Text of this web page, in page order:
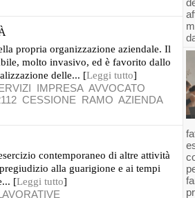
propria organizzazione aziendale. Il
molto invasivo, ed è favorito dallo
delle... [Leggi tutto]
IMPRESA AVVOCATO
CESSIONE RAMO AZIENDA
contemporaneo di altre attività
alla guarigione e ai tempi
[Leggi tutto]